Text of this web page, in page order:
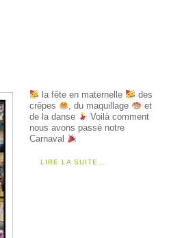
la fête en maternelle
des
crêpes
, du maquillage
et
de la danse
Voilà comment
nous avons passé notre
Carnaval
LIRE LA SUITE…